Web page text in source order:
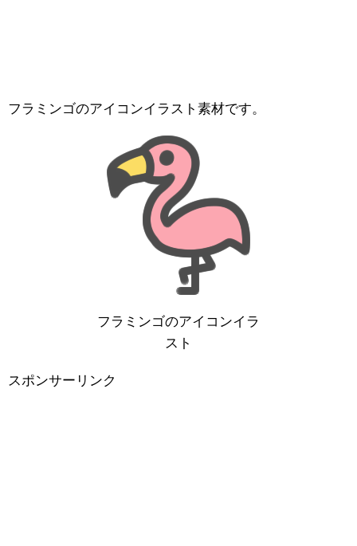
フラミンゴのアイコンイラスト素材です。
フラミンゴのアイコンイラ
スト
スポンサーリンク